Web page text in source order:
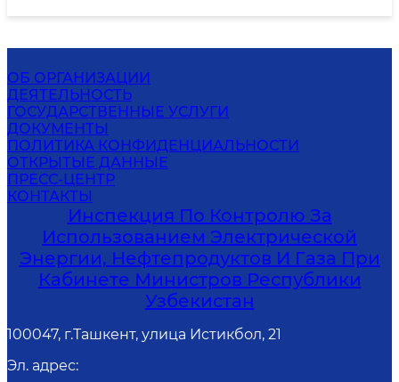
ОБ ОРГАНИЗАЦИИ
ДЕЯТЕЛЬНОСТЬ
ГОСУДАРСТВЕННЫЕ УСЛУГИ
ДОКУМЕНТЫ
ПОЛИТИКА КОНФИДЕНЦИАЛЬНОСТИ
ОТКРЫТЫЕ ДАННЫЕ
ПРЕСС-ЦЕНТР
КОНТАКТЫ
Инспекция По Контролю За
Использованием Электрической
Энергии, Нефтепродуктов И Газа При
Кабинете Министров Республики
Узбекистан
100047, г.Ташкент, улица Истикбол, 21
Эл. адрес: